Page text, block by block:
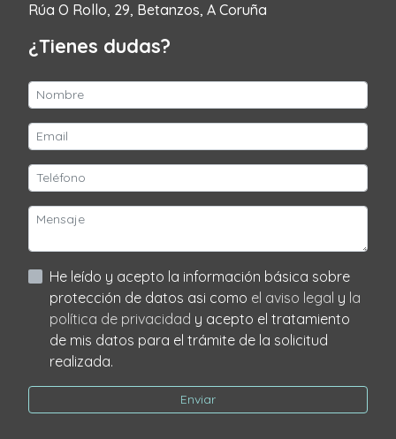
Rúa O Rollo, 29, Betanzos, A Coruña
¿Tienes dudas?
He leído y acepto la información básica sobre
protección de datos asi como el aviso legal y la
política de privacidad y acepto el tratamiento
de mis datos para el trámite de la solicitud
realizada.
Enviar